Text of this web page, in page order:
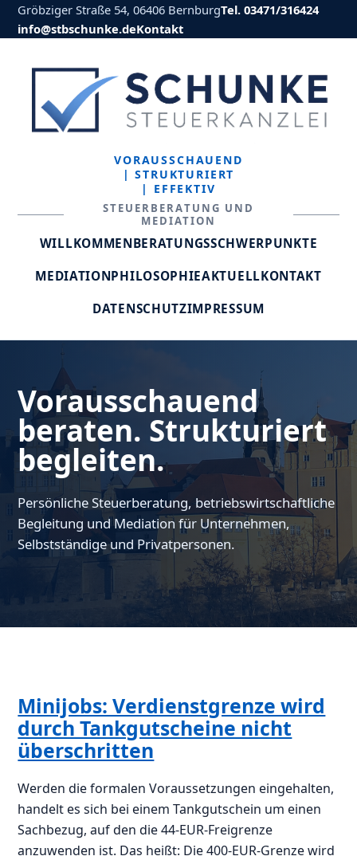
Gröbziger Straße 54, 06406 BernburgTel. 03471/316424
info@stbschunke.deKontakt
VORAUSSCHAUEND
| STRUKTURIERT
| EFFEKTIV
STEUERBERATUNG UND
MEDIATION
WILLKOMMENBERATUNGSSCHWERPUNKTE
MEDIATIONPHILOSOPHIEAKTUELLKONTAKT
DATENSCHUTZIMPRESSUM
Vorausschauend
beraten. Strukturiert
begleiten.
Persönliche Steuerberatung, betriebswirtschaftliche
Begleitung und Mediation für Unternehmen,
Selbstständige und Privatpersonen.
Minijobs: Verdienstgrenze wird
durch Tankgutscheine nicht
überschritten
Werden die formalen Voraussetzungen eingehalten,
handelt es sich bei einem Tankgutschein um einen
Sachbezug, auf den die 44-EUR-Freigrenze
anzuwenden ist. Das heißt: Die 400-EUR-Grenze wird